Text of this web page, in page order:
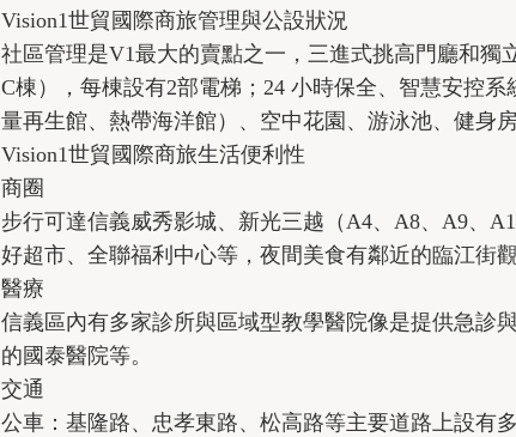
Vision1世貿國際商旅管理與公設狀況
社區管理是V1最大的賣點之一，三進式挑高門廳和獨
C棟），每棟設有2部電梯；24 小時保全、智慧安控
量再生館、熱帶海洋館）、空中花園、游泳池、健身
Vision1世貿國際商旅生活便利性
商圈
步行可達信義威秀影城、新光三越（A4、A8、A9、
好超市、全聯福利中心等，夜間美食有鄰近的臨江街
醫療
信義區內有多家診所與區域型教學醫院像是提供急診
的國泰醫院等。
交通
公車：基隆路、忠孝東路、松高路等主要道路上設有